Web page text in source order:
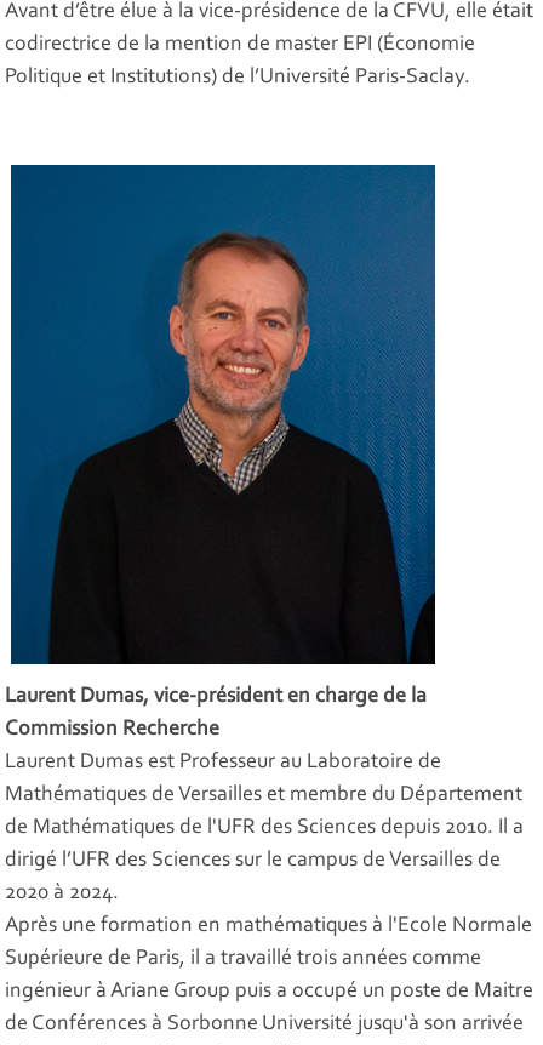
Avant d’être élue à la vice-présidence de la CFVU, elle était
codirectrice de la mention de master EPI (Économie
Politique et Institutions) de l’Université Paris-Saclay.
Laurent Dumas, vice-président en charge de la
Commission Recherche
Laurent Dumas est Professeur au Laboratoire de
Mathématiques de Versailles et membre du Département
de Mathématiques de l'UFR des Sciences depuis 2010. Il a
dirigé l’UFR des Sciences sur le campus de Versailles de
2020 à 2024.
Après une formation en mathématiques à l'Ecole Normale
Supérieure de Paris, il a travaillé trois années comme
ingénieur à Ariane Group puis a occupé un poste de Maitre
de Conférences à Sorbonne Université jusqu'à son arrivée